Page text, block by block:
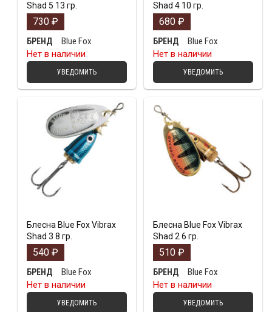
Shad 5 13 гр.
730 ₽
БРЕНД
Blue Fox
Нет в наличии
УВЕДОМИТЬ
Shad 4 10 гр.
680 ₽
БРЕНД
Blue Fox
Нет в наличии
УВЕДОМИТЬ
Блесна Blue Fox Vibrax
Shad 3 8 гр.
540 ₽
БРЕНД
Blue Fox
Нет в наличии
УВЕДОМИТЬ
Блесна Blue Fox Vibrax
Shad 2 6 гр.
510 ₽
БРЕНД
Blue Fox
Нет в наличии
УВЕДОМИТЬ